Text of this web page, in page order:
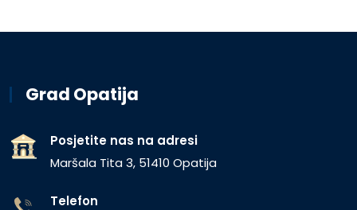
Grad Opatija
Posjetite nas na adresi
Maršala Tita 3, 51410 Opatija
Telefon